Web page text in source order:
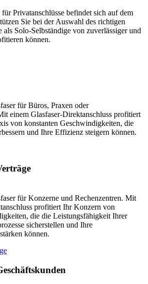
Privatanschlüsse befindet sich auf dem
Sie bei der Auswahl des richtigen
als Solo-Selbständige von zuverlässiger und
können.
für Büros, Praxen oder
einem Glasfaser-Direktanschluss profitiert
von konstanten Geschwindigkeiten, die
und Ihre Effizienz steigern können.
für Konzerne und Rechenzentren. Mit
profitiert Ihr Konzern von
die die Leistungsfähigkeit Ihrer
sicherstellen und Ihre
können.